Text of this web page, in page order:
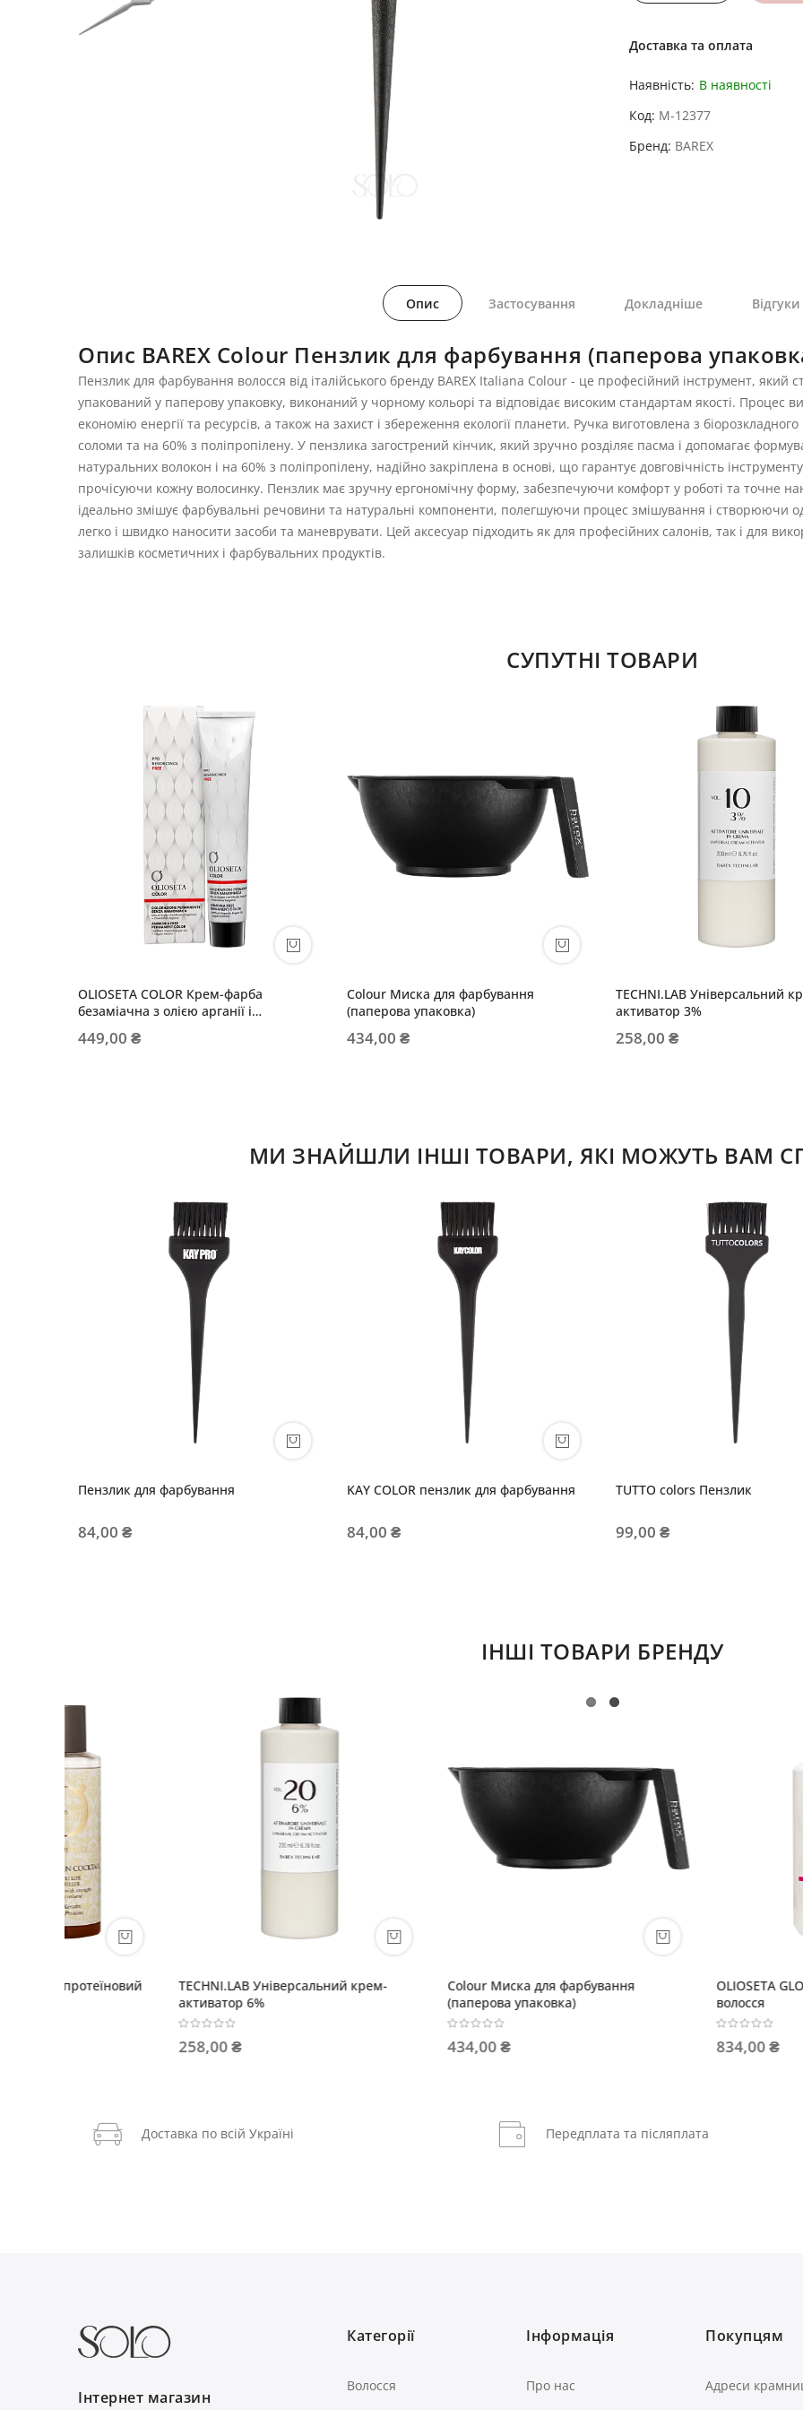
Доставка та оплата
Наявність: В наявності
Код M-12377
Бренд BAREX
Опис
Опис BAREX Colour Пензлик для фарбування (паперова
Пензлик для фарбування волосся від італійського бренду BAREX Italiana Colour - це професійний інструмент, який
упакований у паперову упаковку, виконаний у чорному кольорі та відповідає високим стандартам якості. Процес
економію енергії та ресурсів, а також на захист і збереження екології планети. Ручка виготовлена з
соломи та на 60% з поліпропілену. У пензлика загострений кінчик, який зручно розділяє пасма і допомагає
натуральних волокон і на 60% з поліпропілену, надійно закріплена в основі, що гарантує довговічність
прочісуючи кожну волосинку. Пензлик має зручну ергономічну форму, забезпечуючи комфорт у роботі та точне
ідеально змішує фарбувальні речовини та натуральні компоненти, полегшуючи процес змішування і створюючи
легко і швидко наносити засоби та маневрувати. Цей аксесуар підходить як для професійних салонів, так і для
залишків косметичних і фарбувальних продуктів.
Застосування Докладніше Відгуки
СУПУТНІ ТОВАРИ
OLIOSETA COLOR Крем-фарба
безаміачна з олією арганії і
449,00 ₴
Colour Миска для фарбування
(паперова упаковка)
434,00 ₴
TECHNI.LAB Універсальний
активатор 3%
258,00 ₴
МИ ЗНАЙШЛИ ІНШІ ТОВАРИ, ЯКІ МОЖУТЬ ВАМ
Пензлик для фарбування
84,00 ₴
KAY COLOR пензлик для фарбування
84,00 ₴
TUTTO colors Пензлик
99,00 ₴
ІНШІ ТОВАРИ БРЕНДУ
TECHNI.LAB Універсальний крем-
Colour Миска для фарбування
(паперова упаковка)
OLIOSETA GLOW Шампунь
Доставка по всій Україні Передплата та післяплата
Інтернет магазин
Категорії
Волосся
Інформація
Про нас
Покупцям
Адреси